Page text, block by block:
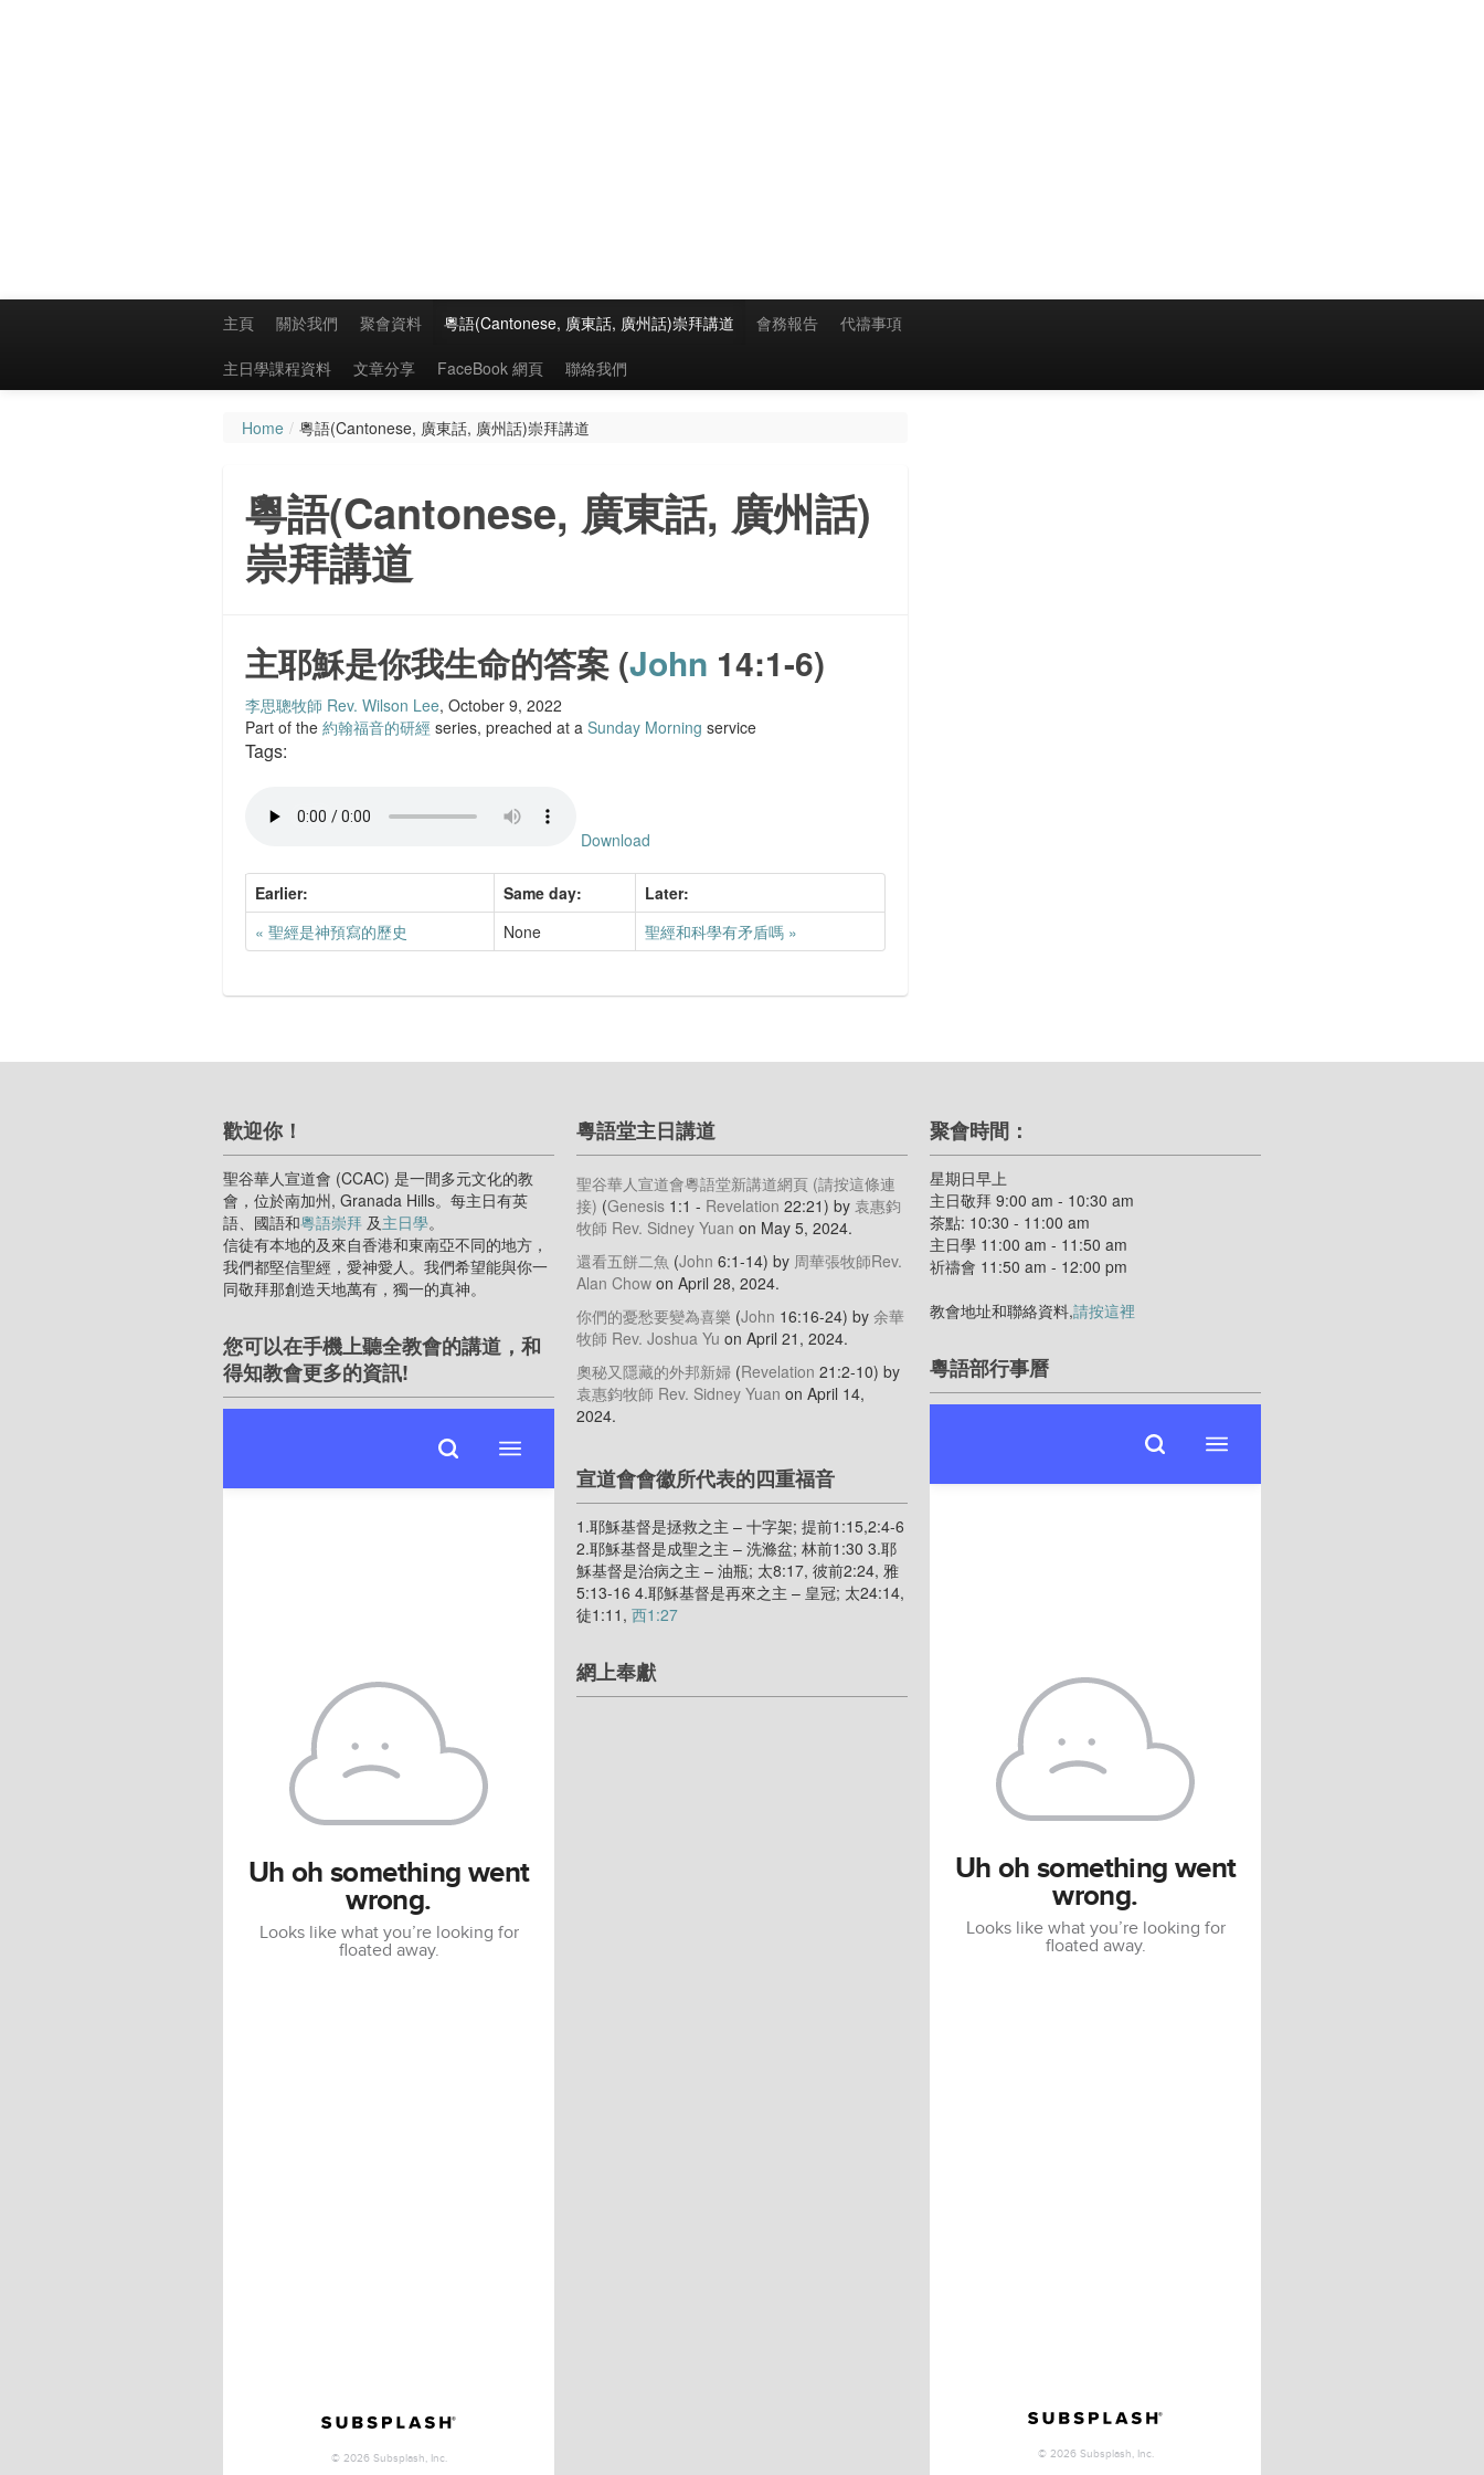
主頁 關於我們 聚會資料 粵語(Cantonese, 廣東話, 廣州話)崇拜講道 會務報告 代禱事項
主日學課程資料 文章分享 FaceBook 網頁 聯絡我們
Home / 粵語(Cantonese, 廣東話, 廣州話)崇拜講道
粵語(Cantonese, 廣東話, 廣州話)
崇拜講道
主耶穌是你我生命的答案 (John 14:1-6)
李思聰牧師 Rev. Wilson Lee, October 9, 2022
Part of the 約翰福音的研經 series, preached at a Sunday Morning service
Tags:
Download
Earlier: Same day:
Later:
« 聖經是神預寫的歷史
None 聖經和科學有矛盾嗎 »
歡迎你！
聖谷華人宣道會 (CCAC) 是一間多元文化的教
會，位於南加州, Granada Hills。每主日有英
語、國語和粵語崇拜 及主日學。
信徒有本地的及來自香港和東南亞不同的地方，
我們都堅信聖經，愛神愛人。我們希望能與你一
同敬拜那創造天地萬有，獨一的真神。
您可以在手機上聽全教會的講道，和
得知教會更多的資訊!
粵語堂主日講道
聖谷華人宣道會粵語堂新講道網頁 (請按這條連
接) (Genesis 1:1 - Revelation 22:21) by 袁惠鈞
牧師 Rev. Sidney Yuan on May 5, 2024.
還看五餅二魚 (John 6:1-14) by 周華張牧師Rev.
Alan Chow on April 28, 2024.
你們的憂愁要變為喜樂 (John 16:16-24) by 余華
牧師 Rev. Joshua Yu on April 21, 2024.
奧秘又隱藏的外邦新婦 (Revelation 21:2-10) by
袁惠鈞牧師 Rev. Sidney Yuan on April 14,
2024.
宣道會會徽所代表的四重福音
1.耶穌基督是拯救之主 – 十字架; 提前1:15,2:4-6
2.耶穌基督是成聖之主 – 洗滌盆; 林前1:30 3.耶
穌基督是治病之主 – 油瓶; 太8:17, 彼前2:24, 雅
5:13-16 4.耶穌基督是再來之主 – 皇冠; 太24:14,
徒1:11, 西1:27
網上奉獻
聚會時間：
星期日早上
主日敬拜 9:00 am - 10:30 am
茶點: 10:30 - 11:00 am
主日學 11:00 am - 11:50 am
祈禱會 11:50 am - 12:00 pm
教會地址和聯絡資料,請按這裡
粵語部行事曆